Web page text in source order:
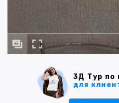
3Д Тур по
для